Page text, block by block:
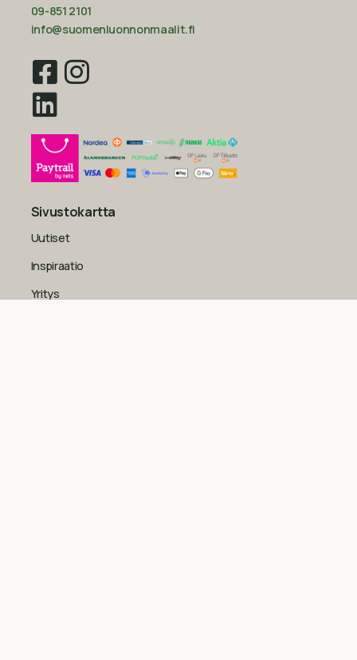
09-851 2101
info@suomenluonnonmaalit.fi
Sivustokartta
Uutiset
Inspiraatio
Yritys